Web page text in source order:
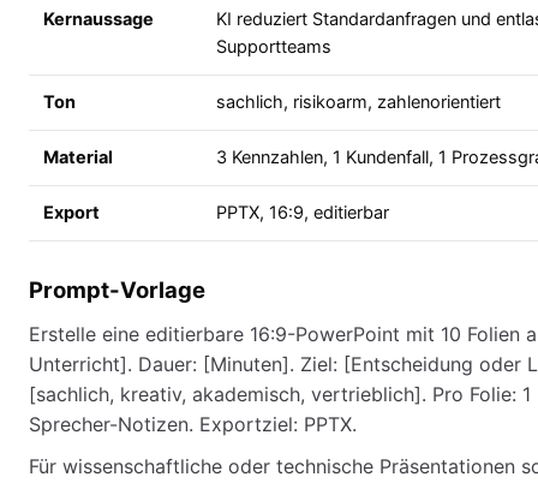
Kernaussage
KI reduziert Standardanfragen und
Supportteams
Ton sachlich, risikoarm, zahlenorientiert
Material 3 Kennzahlen, 1 Kundenfall, 1
Export PPTX, 16:9, editierbar
Prompt-Vorlage
Erstelle eine editierbare 16:9-PowerPoint mit 10 Folien
Unterricht]. Dauer: [Minuten]. Ziel: [Entscheidung oder
[sachlich, kreativ, akademisch, vertrieblich]. Pro Folie:
Sprecher-Notizen. Exportziel: PPTX.
Für wissenschaftliche oder technische Präsentationen